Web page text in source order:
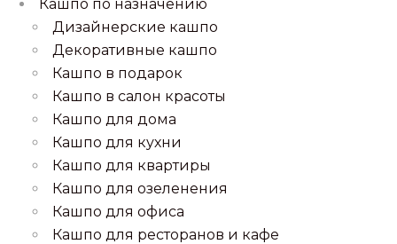
Кашпо по назначению
Дизайнерские кашпо
Декоративные кашпо
Кашпо в подарок
Кашпо в салон красоты
Кашпо для дома
Кашпо для кухни
Кашпо для квартиры
Кашпо для озеленения
Кашпо для офиса
Кашпо для ресторанов и кафе